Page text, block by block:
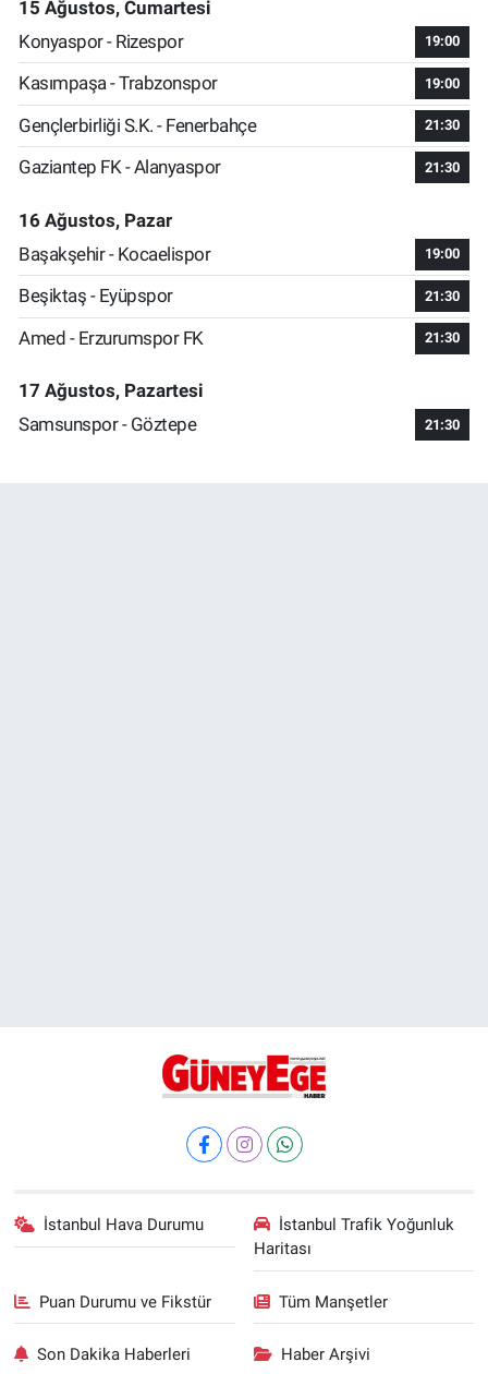
15 Ağustos, Cumartesi
Konyaspor - Rizespor
19:00
Kasımpaşa - Trabzonspor 19:00
Gençlerbirliği S.K. - Fenerbahçe 21:30
Gaziantep FK - Alanyaspor 21:30
16 Ağustos, Pazar
Başakşehir - Kocaelispor
19:00
Beşiktaş - Eyüpspor 21:30
Amed - Erzurumspor FK 21:30
17 Ağustos, Pazartesi
Samsunspor - Göztepe
21:30
İstanbul Hava Durumu
İstanbul Trafik Yoğunluk
Haritası
Puan Durumu ve Fikstür Tüm Manşetler
Son Dakika Haberleri Haber Arşivi